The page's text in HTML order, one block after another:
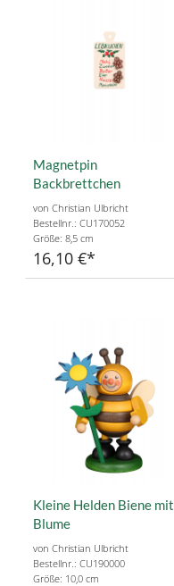
Magnetpin
Backbrettchen
von Christian Ulbricht
Bestellnr.: CU170052
Größe: 8,5 cm
16,10 €
Kleine Helden Biene mit
Blume
von Christian Ulbricht
Bestellnr.: CU190000
Größe: 10,0 cm